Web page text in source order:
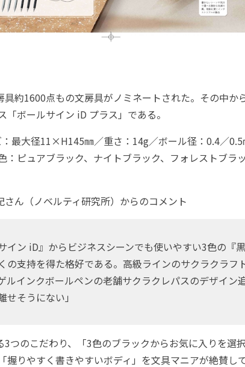
具約1600点もの文房具がノミネートされた。その中か
「ボールサイン iD プラス」である。
最大径11×H145㎜／重さ：14g／ボール径：0.4／
：ピュアブラック、ナイトブラック、フォレストブラ
ん（ノベルティ研究所）からのコメント
イン iD』からビジネスシーンでも使いやすい3色の『
の支持を得た格好である。高級ラインのサクラクラフ
ルインクボールペンの老舗サクラクレパスのデザイン
せそうにない」
つのこだわり、「3色のブラックからお気に入りを選
握りやすく書きやすいボディ」を文具マニアが絶賛して